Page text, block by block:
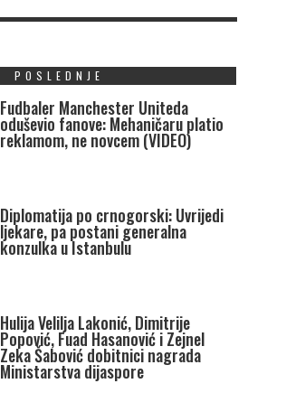
POSLEDNJE
Fudbaler Manchester Uniteda
oduševio fanove: Mehaničaru platio
reklamom, ne novcem (VIDEO)
Diplomatija po crnogorski: Uvrijedi
ljekare, pa postani generalna
konzulka u Istanbulu
Hulija Velilja Lakonić, Dimitrije
Popović, Fuad Hasanović i Zejnel
Zeka Šabović dobitnici nagrada
Ministarstva dijaspore